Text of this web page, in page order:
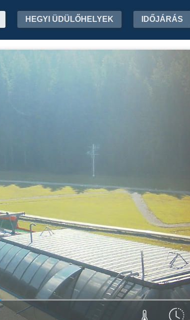
HEGYI ÜDÜLŐHELYEK IDŐJÁRÁS